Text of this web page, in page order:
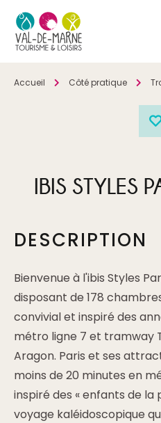
Accueil Côté pratique
IBIS STYLES
DESCRIPTION
Bienvenue à l'ibis Styles
disposant de 178
convivial et inspiré des
métro ligne 7 et tramway
Aragon. Paris et ses
moins de 20 minutes en
inspiré des « enfants de la
voyage kaléidoscopique